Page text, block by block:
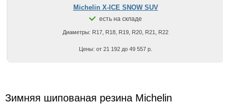
Michelin X-ICE SNOW SUV
есть на складе
Диаметры: R17, R18, R19, R20, R21, R22
Цены: от 21 192 до 49 557 р.
Зимняя шипованая резина Michelin